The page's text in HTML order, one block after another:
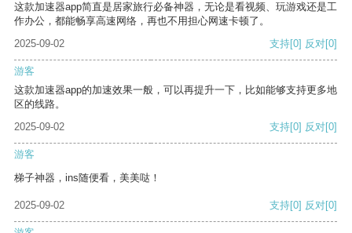
这款加速器app简直是居家旅行必备神器，无论是看视频、玩游戏还是工
作办公，都能畅享高速网络，再也不用担心网速卡顿了。
2025-09-02
支持[0] 反对[0]
游客
这款加速器app的加速效果一般，可以再提升一下，比如能够支持更多地
区的线路。
2025-09-02
支持[0] 反对[0]
游客
梯子神器，ins随便看，美美哒！
2025-09-02 支持[0] 反对[0]